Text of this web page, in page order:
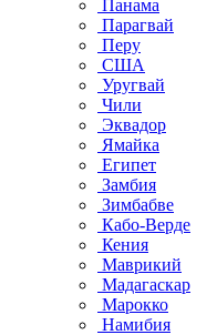
Панама
Парагвай
Перу
США
Уругвай
Чили
Эквадор
Ямайка
Египет
Замбия
Зимбабве
Кабо-Верде
Кения
Маврикий
Мадагаскар
Марокко
Намибия